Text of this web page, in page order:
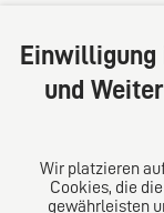
20354 Hamburg
Deutschland
Tel: +49 (0) 40
Über uns
Einwilligung
und
Wir platzieren
Cookies, die
gewährleisten